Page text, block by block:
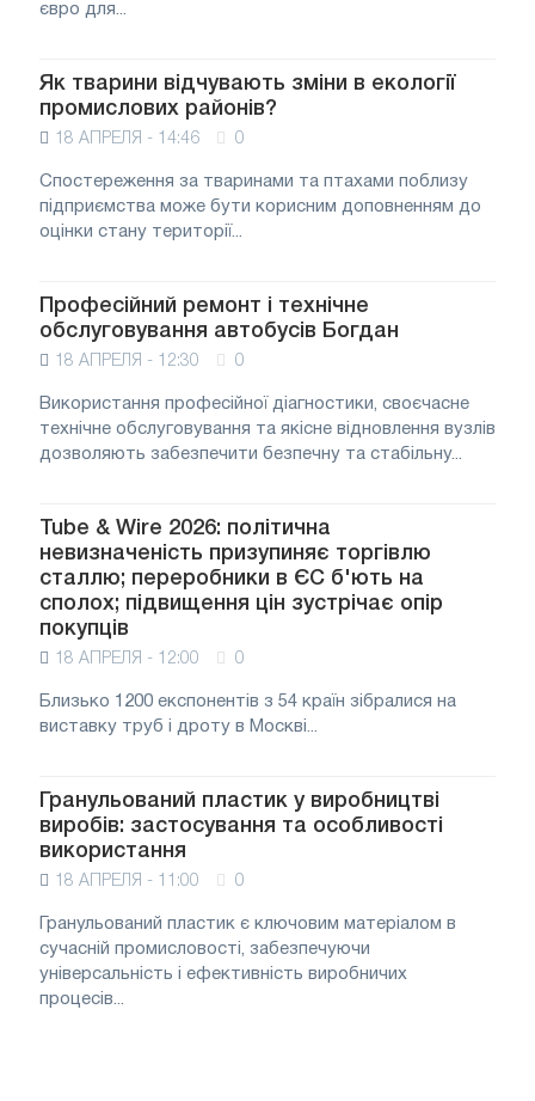
євро для...
Як тварини відчувають зміни в екології
промислових районів?
18 АПРЕЛЯ - 14:46 0
Спостереження за тваринами та птахами поблизу
підприємства може бути корисним доповненням до
оцінки стану території...
Професійний ремонт і технічне
обслуговування автобусів Богдан
18 АПРЕЛЯ - 12:30 0
Використання професійної діагностики, своєчасне
технічне обслуговування та якісне відновлення вузлів
дозволяють забезпечити безпечну та стабільну...
Tube & Wire 2026: політична
невизначеність призупиняє торгівлю
сталлю; переробники в ЄС б'ють на
сполох; підвищення цін зустрічає опір
покупців
18 АПРЕЛЯ - 12:00 0
Близько 1200 експонентів з 54 країн зібралися на
виставку труб і дроту в Москві...
Гранульований пластик у виробництві
виробів: застосування та особливості
використання
18 АПРЕЛЯ - 11:00 0
Гранульований пластик є ключовим матеріалом в
сучасній промисловості, забезпечуючи
універсальність і ефективність виробничих
процесів...